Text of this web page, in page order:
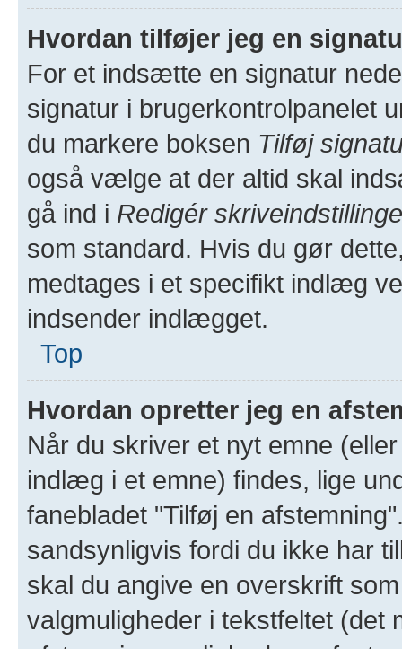
Hvordan tilføjer jeg en
For et indsætte en signatur
signatur i brugerkontrolpanelet
du markere boksen Tilføj
også vælge at der altid skal
gå ind i Redigér
som standard. Hvis du gør
medtages i et specifikt indlæg
indsender indlægget.
Top
Hvordan opretter jeg en
Når du skriver et nyt emne
indlæg i et emne) findes, lige
fanebladet "Tilføj en
sandsynligvis fordi du ikke har
skal du angive en overskrift
valgmuligheder i tekstfeltet (det